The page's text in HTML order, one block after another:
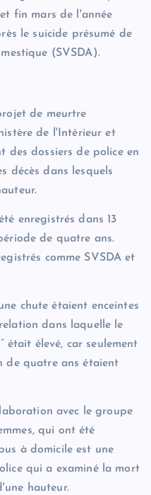
fin mars de l'année
le suicide présumé de
(SVSDA).
de meurtre
de l'Intérieur et
des dossiers de police en
décès dans lesquels
enregistrés dans 13
de quatre ans.
comme SVSDA et
chute étaient enceintes
dans laquelle le
était élevé, car seulement
de quatre ans étaient
avec le groupe
qui ont été
à domicile est une
qui a examiné la mort
hauteur.